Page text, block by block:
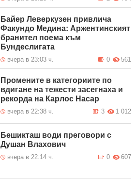
Байер Леверкузен привлича
Факундо Медина: Аржентинският
бранител поема към
Бундеслигата
вчера в 23:03 ч. 561
0
Промените в категориите по
вдигане на тежести засегнаха и
рекорда на Карлос Насар
вчера в 22:38 ч. 1 012
3
Бешикташ води преговори с
Душан Влахович
вчера в 22:14 ч. 607
0